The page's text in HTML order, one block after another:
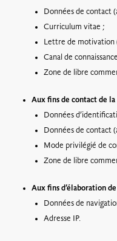
Données de contact
Curriculum vitae ;
Lettre de motivation
Canal de
Zone de libre
Aux fins de contact de
Données
Données de contact
Mode privilégié de
Zone de libre
Aux fins d’élaboration
Données de
Adresse IP.